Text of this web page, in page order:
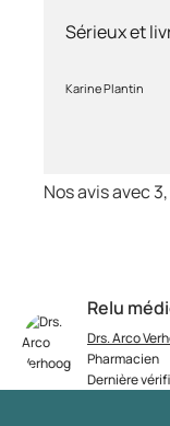
Relu
Drs. Arco
Pharmacien
Dernière
Sérieux et
Karine Plantin
Nos avis avec